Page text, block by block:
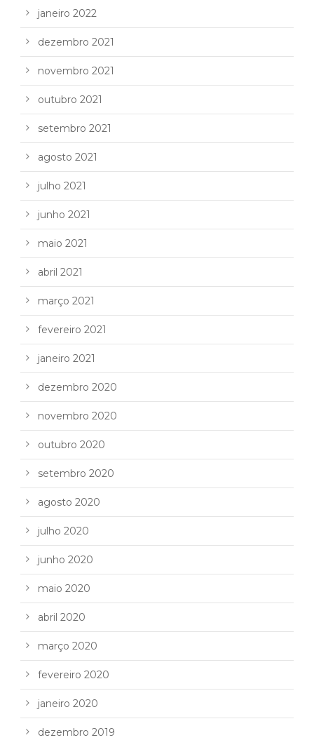
janeiro 2022
dezembro 2021
novembro 2021
outubro 2021
setembro 2021
agosto 2021
julho 2021
junho 2021
maio 2021
abril 2021
março 2021
fevereiro 2021
janeiro 2021
dezembro 2020
novembro 2020
outubro 2020
setembro 2020
agosto 2020
julho 2020
junho 2020
maio 2020
abril 2020
março 2020
fevereiro 2020
janeiro 2020
dezembro 2019